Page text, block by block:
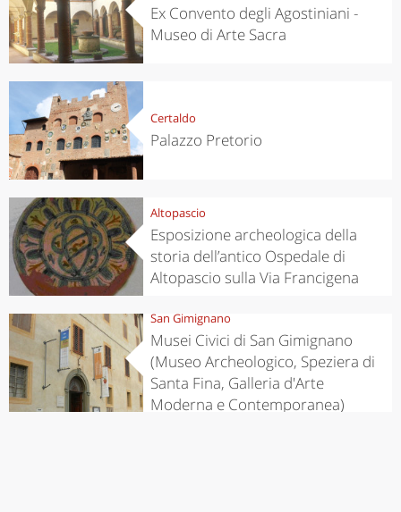
Ex Convento degli Agostiniani -
Museo di Arte Sacra
Certaldo
Palazzo Pretorio
Altopascio
Esposizione archeologica della
storia dell’antico Ospedale di
Altopascio sulla Via Francigena
San Gimignano
Musei Civici di San Gimignano
(Museo Archeologico, Speziera di
Santa Fina, Galleria d'Arte
Moderna e Contemporanea)